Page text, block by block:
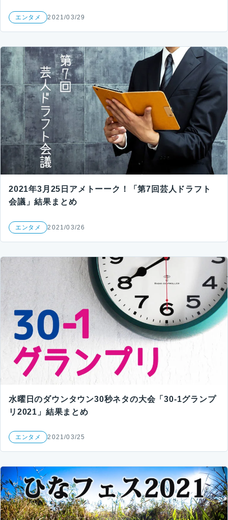
エンタメ 2021/03/29
2021年3月25日アメトーーク！「第7回芸人ドラフト
会議」結果まとめ
エンタメ 2021/03/26
水曜日のダウンタウン30秒ネタの大会「30-1グランプ
リ2021」結果まとめ
エンタメ 2021/03/25